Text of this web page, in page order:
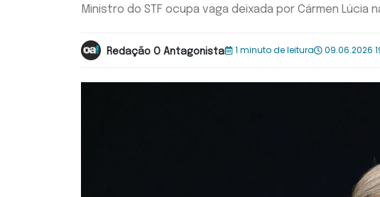
Ministro do STF ocupa vaga deixada por Cármen
Redação O Antagonista 1 minuto de leitura 09.06.2026